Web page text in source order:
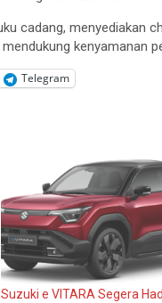
cadang, menyediakan
kenyamanan
Telegram
Suzuki e VITARA Segera